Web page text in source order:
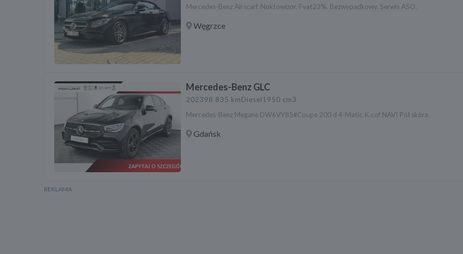
Mercedes-Benz Airscarf. Noktowizor. Fvat23%. Bezwypadkowy. Serwis ASO.
Węgrzce
Mercedes-Benz GLC
202398 835 kmDiesel1950 cm3
Mercedes-Benz Megane DW6VY85#Coupe 200 d 4-Matic K.cof NAVI Pół skóra
Gdańsk